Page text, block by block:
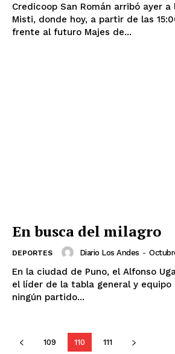
Credicoop San Román arribó ayer
Misti, donde hoy, a partir de las
frente al futuro Majes de...
En busca del milagro
DEPORTES Diario Los Andes -
En la ciudad de Puno, el Alfonso
el líder de la tabla general y equipo
ningún partido...
109 110 111